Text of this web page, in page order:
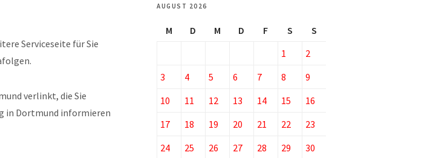
Serviceseite für Sie
verlinkt, die Sie
in Dortmund informieren
AUGUST 2026
M D M D F S
S
1
2
3
4 5 6 7 8
9
10
11 12 13 14 15
16
17
18 19 20 21 22
23
24
25 26 27 28 29
30